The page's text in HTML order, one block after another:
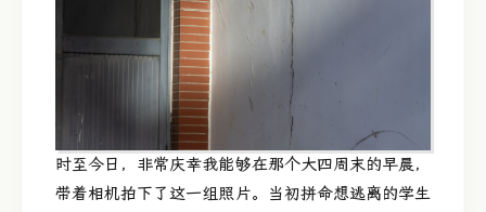
时至今日，非常庆幸我能够在那个大四周末的早晨，
带着相机拍下了这一组照片。当初拼命想逃离的学生